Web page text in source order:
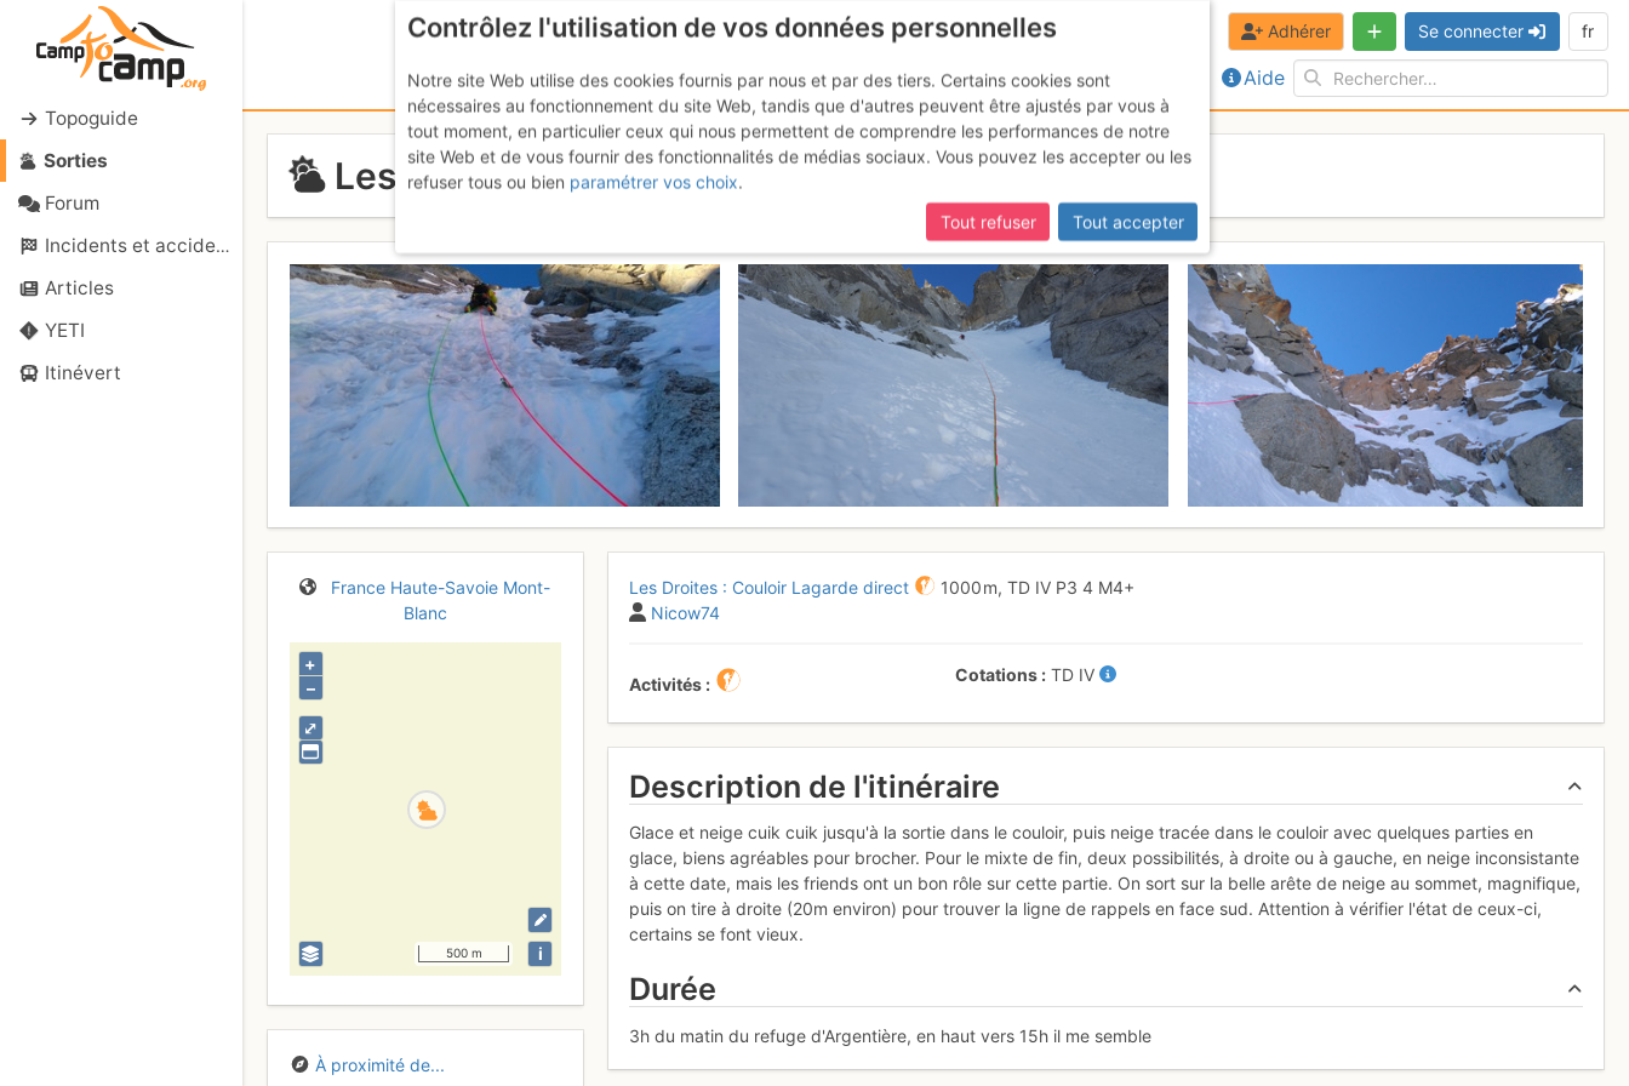
Topoguide
Sorties
Forum
Incidents et accidents
Articles
YETI
Itinévert
Aide
Adhérer Se connecter fr
Les Droites : Couloir Lagarde direct
France Haute-Savoie Mont-
Blanc
⤢
+
–
500 m i
À proximité de...
Les Droites : Couloir Lagarde direct 1000 m,TD IV P34 M4+
Nicow74
Activités Cotations TD IV
Description de l'itinéraire
Glace et neige cuik cuik jusqu'à la sortie dans le couloir, puis neige tracée dans le couloir avec quelques parties en
glace, biens agréables pour brocher. Pour le mixte de fin, deux possibilités, à droite ou à gauche, en neige inconsistante
à cette date, mais les friends ont un bon rôle sur cette partie. On sort sur la belle arête de neige au sommet, magnifique,
puis on tire à droite (20m environ) pour trouver la ligne de rappels en face sud. Attention à vérifier l'état de ceux-ci,
certains se font vieux.
Durée
3h du matin du refuge d'Argentière, en haut vers 15h il me semble
Contrôlez l'utilisation de vos données personnelles
Notre site Web utilise des cookies fournis par nous et par des tiers. Certains cookies sont
nécessaires au fonctionnement du site Web, tandis que d'autres peuvent être ajustés par vous à
tout moment, en particulier ceux qui nous permettent de comprendre les performances de notre
site Web et de vous fournir des fonctionnalités de médias sociaux. Vous pouvez les accepter ou les
refuser tous ou bien paramétrer vos choix.
Tout refuser
Tout accepter